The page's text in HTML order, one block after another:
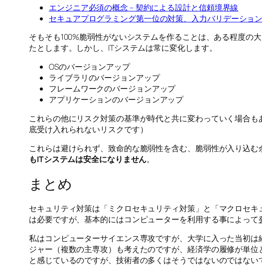
エンジニア必須の概念 – 契約による設計と信頼境界線
セキュアプログラミング第一位の対策、入力バリデーショ
そもそも100%脆弱性がないシステムを作ることは、ある程度の
たとします。しかし、ITシステムは常に変化します。
OSのバージョンアップ
ライブラリのバージョンアップ
フレームワークのバージョンアップ
アプリケーションのバージョンアップ
これらの他にリスク対策の基準が時代と共に変わっていく場合
底受け入れられないリスクです）
これらは避けられず、致命的な脆弱性を含む、脆弱性が入り込む
もITシステムは安全になりません。
まとめ
セキュリティ対策は「ミクロセキュリティ対策」と「マクロセ
は必要ですが、基本的にはコンピューターを利用する事によって
私はコンピューターサイエンス専攻ですが、大学に入った当初
ジャー（複数の主専攻）も考えたのですが、経済学の履修が単
と感じているのですが、技術者の多くはそうではないのではな